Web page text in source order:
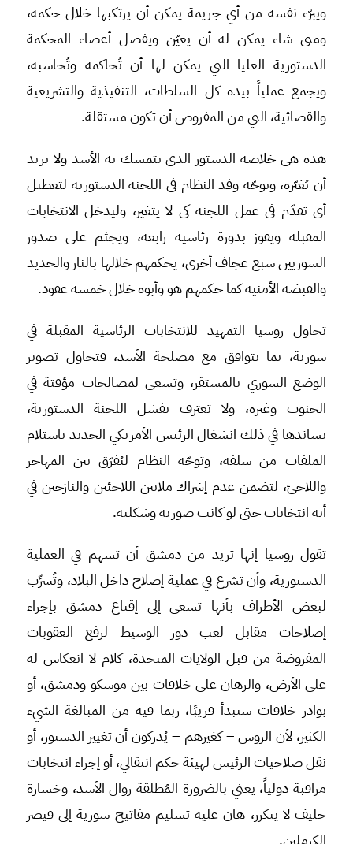
ويبرّء نفسه من أي جريمة يمكن أن يرتكبها خلال حكمه،
ومتى شاء يمكن له أن يعيّن ويفصل أعضاء المحكمة
الدستورية العليا التي يمكن لها أن تُحاكمه وتُحاسبه،
ويجمع عملياً بيده كل السلطات، التنفيذية والتشريعية
والقضائية، التي من المفروض أن تكون مستقلة.
هذه هي خلاصة الدستور الذي يتمسك به الأسد ولا يريد
أن يُغيّره، ويوجّه وفد النظام في اللجنة الدستورية لتعطيل
أي تقدّم في عمل اللجنة كي لا يتغير، وليدخل الانتخابات
المقبلة ويفوز بدورة رئاسية رابعة، ويجثم على صدور
السوريين سبع عجاف أخرى، يحكمهم خلالها بالنار والحديد
والقبضة الأمنية كما حكمهم هو وأبوه خلال خمسة عقود.
تحاول روسيا التمهيد للانتخابات الرئاسية المقبلة في
سورية، بما يتوافق مع مصلحة الأسد، فتحاول تصوير
الوضع السوري بالمستقر، وتسعى لمصالحات مؤقتة في
الجنوب وغيره، ولا تعترف بفشل اللجنة الدستورية،
يساندها في ذلك انشغال الرئيس الأمريكي الجديد باستلام
الملفات من سلفه، وتوجّه النظام ليُفرّق بين المهاجر
واللاجئ، لتضمن عدم إشراك ملايين اللاجئين والنازحين في
أية انتخابات حتى لو كانت صورية وشكلية.
تقول روسيا إنها تريد من دمشق أن تسهم في العملية
الدستورية، وأن تشرع في عملية إصلاح داخل البلاد، وتُسرِّب
لبعض الأطراف بأنها تسعى إلى إقناع دمشق بإجراء
إصلاحات مقابل لعب دور الوسيط لرفع العقوبات
المفروضة من قبل الولايات المتحدة، كلام لا انعكاس له
على الأرض، والرهان على خلافات بين موسكو ودمشق، أو
بوادر خلافات ستبدأ قريبًا، ربما فيه من المبالغة الشيء
الكثير، لأن الروس – كغيرهم – يُدركون أن تغيير الدستور، أو
نقل صلاحيات الرئيس لهيئة حكم انتقالي، أو إجراء انتخابات
مراقبة دولياً، يعني بالضرورة المُطلقة زوال الأسد، وخسارة
حليف لا يتكرر، هان عليه تسليم مفاتيح سورية إلى قيصر
الكرملين.